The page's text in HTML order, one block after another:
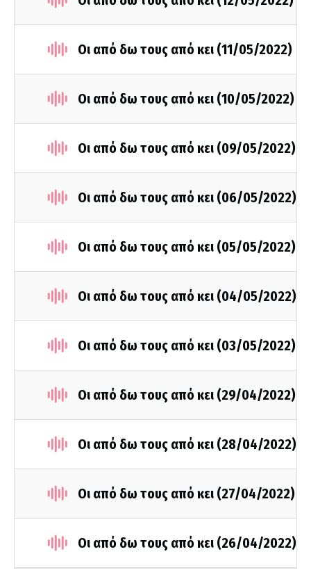
Οι από δω τους από κει (11/05/2022)
Οι από δω τους από κει (10/05/2022)
Οι από δω τους από κει (09/05/2022)
Οι από δω τους από κει (06/05/2022)
Οι από δω τους από κει (05/05/2022)
Οι από δω τους από κει (04/05/2022)
Οι από δω τους από κει (03/05/2022)
Οι από δω τους από κει (29/04/2022)
Οι από δω τους από κει (28/04/2022)
Οι από δω τους από κει (27/04/2022)
Οι από δω τους από κει (26/04/2022)